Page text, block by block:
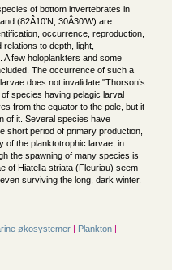
of bottom invertebrates in
(82Â10’N, 30Â30’W) are
occurrence, reproduction,
to depth, light,
few holoplankters and some
The occurrence of such a
does not invalidate "Thorson’s
species having pelagic larval
from the equator to the pole, but it
of it. Several species have
short period of primary production,
of the planktotrophic larvae, in
the spawning of many species is
of Hiatella striata (Fleuriau) seem
surviving the long, dark winter.
økosystemer | Plankton |